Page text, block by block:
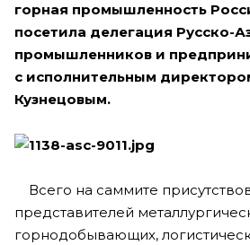
горная промышленность
посетила делегация Русско-
промышленников и
с исполнительным
Кузнецовым.
Всего на саммите
представителей
горнодобывающих,